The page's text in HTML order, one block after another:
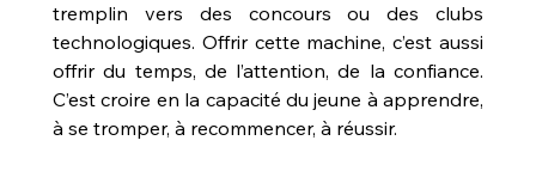
tremplin vers des concours ou des clubs
technologiques. Offrir cette machine, c’est aussi
offrir du temps, de l’attention, de la confiance.
C’est croire en la capacité du jeune à apprendre,
à se tromper, à recommencer, à réussir.